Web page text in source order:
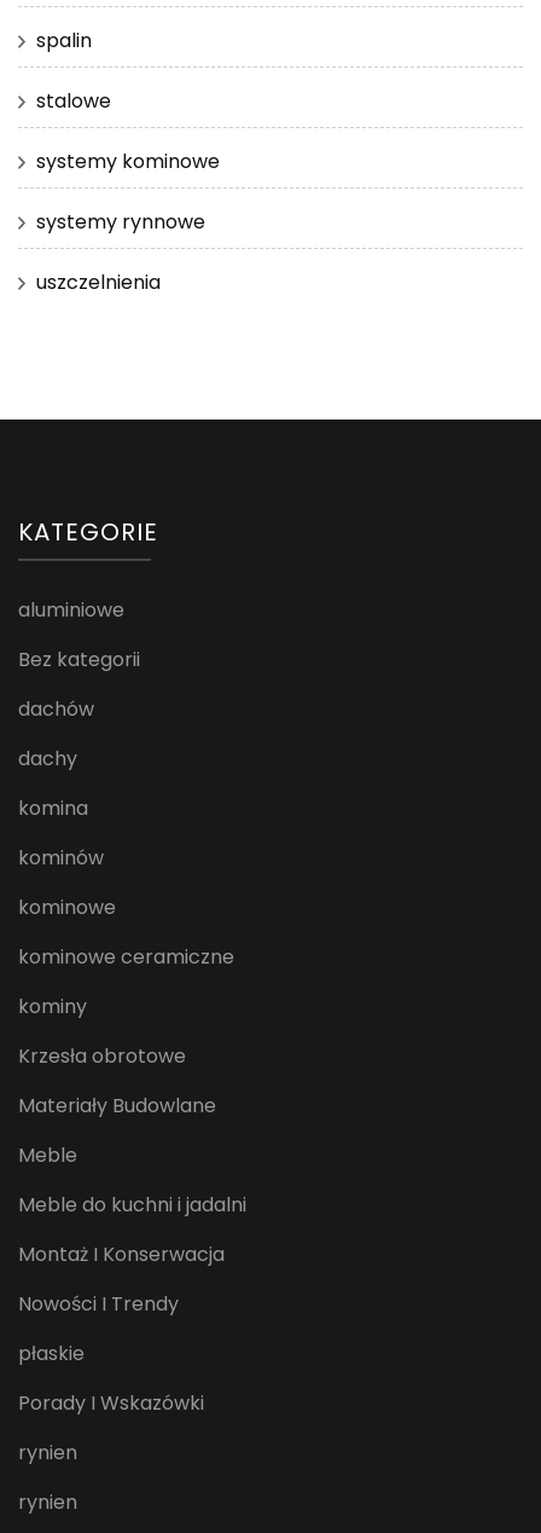
spalin
stalowe
systemy kominowe
systemy rynnowe
uszczelnienia
KATEGORIE
aluminiowe
Bez kategorii
dachów
dachy
komina
kominów
kominowe
kominowe ceramiczne
kominy
Krzesła obrotowe
Materiały Budowlane
Meble
Meble do kuchni i jadalni
Montaż I Konserwacja
Nowości I Trendy
płaskie
Porady I Wskazówki
rynien
rynien